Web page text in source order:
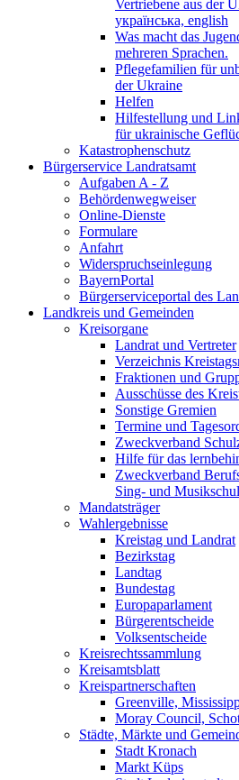
Vertriebene aus der
українська, english
Was macht das
mehreren Sprachen.
Pflegefamilien für
der Ukraine
Helfen
Hilfestellung und
für ukrainische
Katastrophenschutz
Bürgerservice Landratsamt
Aufgaben A - Z
Behördenwegweiser
Online-Dienste
Formulare
Anfahrt
Widerspruchseinlegung
BayernPortal
Bürgerserviceportal des
Landkreis und Gemeinden
Kreisorgane
Landrat und Vertreter
Verzeichnis
Fraktionen und
Ausschüsse des
Sonstige Gremien
Termine und
Zweckverband
Hilfe für das
Zweckverband
Sing- und
Mandatsträger
Wahlergebnisse
Kreistag und Landrat
Bezirkstag
Landtag
Bundestag
Europaparlament
Bürgerentscheide
Volksentscheide
Kreisrechtssammlung
Kreisamtsblatt
Kreispartnerschaften
Greenville,
Moray Council,
Städte, Märkte und
Stadt Kronach
Markt Küps